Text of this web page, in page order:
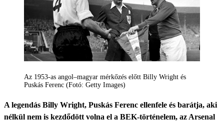
Az 1953-as angol–magyar mérkőzés előtt Billy Wright és
Puskás Ferenc (Fotó: Getty Images)
A legendás Billy Wright, Puskás Ferenc ellenfele és barátja, aki
nélkül nem is kezdődött volna el a BEK-történelem, az Arsenal